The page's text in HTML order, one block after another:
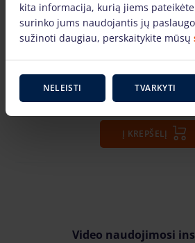
5.44 €/vnt. + PVM
4.90 €/vnt. + PVM
(Užsakant
vnt.
Viso: 4.90 €+ PVM
Į KREPŠELĮ
Video naudojimosi
kita informacija, kurią jiems
surinko jums naudojantis jų
sužinoti daugiau, perskaitykite mūsų
NELEISTI TVARKYTI